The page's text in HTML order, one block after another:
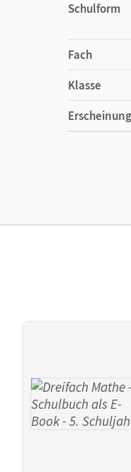
Schulform
Fach
Klasse